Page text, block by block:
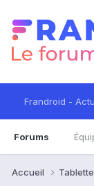
Frandroid -
Forums
Accueil